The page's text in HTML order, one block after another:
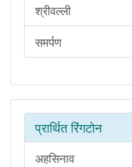
श्रीवल्ली
समर्पण
प्रार्थित रिंगटोन
अहसिनाव